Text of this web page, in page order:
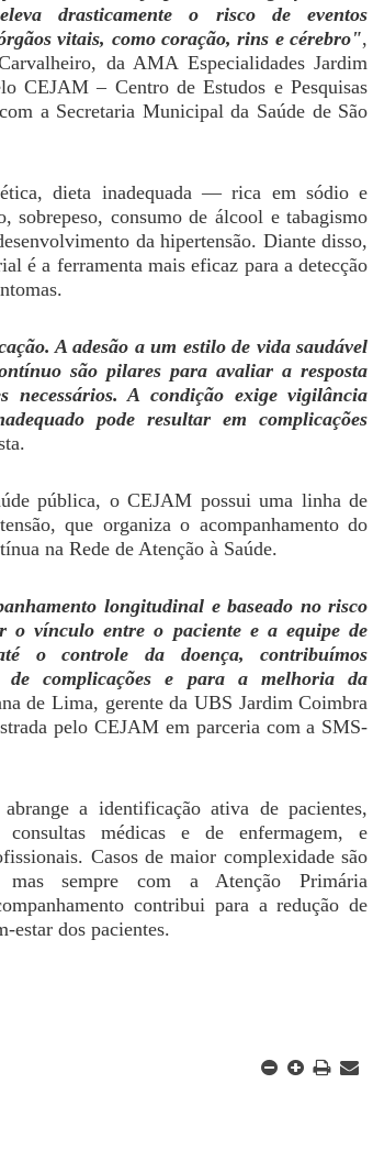
drasticamente o risco de eventos
vitais, como coração, rins e cérebro",
d​​a​​​ ​AMA Especialidades Jardim
CEJAM – Centro de Estudos e Pesquisas
a Secretaria Municipal da Saúde de São
dieta inadequada — rica em sódio e
sobrepeso, consumo de álcool e tabagismo
da hipertensão. Diante disso,
é a ferramenta mais eficaz para a detecção
A adesão a um estilo de vida saudável
são pilares para avaliar a resposta
necessários. A condição exige vigilância
pode resultar em complicações
pública, o CEJAM ​​possui​​​​ ​​uma linha de
que organiza o acompanhamento do
na Rede de Atenção à Saúde.
longitudinal e baseado no risco
o vínculo entre o paciente e a equipe de
o controle da doença, contribuímos
de complicações e para a melhoria da
de Lima, gerente da UBS Jardim Coimbra
pelo CEJAM em parceria com a SMS-
a identificação ativa de pacientes,
consultas médicas e de enfermagem, e
Casos de maior complexidade são
mas sempre com a Atenção Primária
contribui para a redução de
estar dos pacientes.​​​